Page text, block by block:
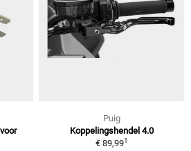
Puig
Koppelingshendel 4.0
€ 89,991